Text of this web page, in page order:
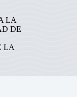
LA
DE
LA